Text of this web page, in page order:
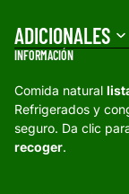
ADICIONALES
INFORMACIÓN
Comida natural
Refrigerados y
seguro. Da clic
recoger.